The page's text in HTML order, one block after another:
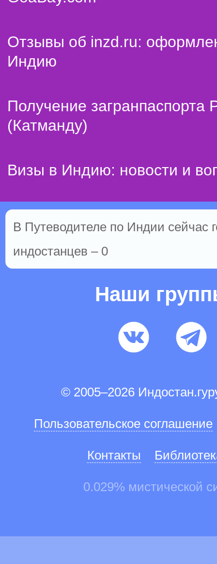
Отзывы об inzd.ru:
Индию
Получение
(Катманду)
Визы в Индию: новости и
В Путеводителе по Индии сейчас
индостанцев – 0
Наши
© 2005–2026
Пользовательское соглашение
Контакты
0.029% мистической